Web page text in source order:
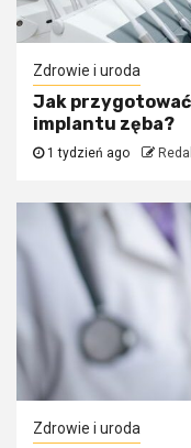
Zdrowie i uroda
Jak
implantu zęba?
1 tydzień ago
Zdrowie i uroda